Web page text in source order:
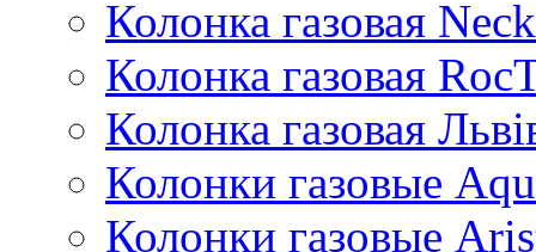
Колонка газовая
Колонка газовая
Колонка газовая
Колонки газовые
Колонки газовые